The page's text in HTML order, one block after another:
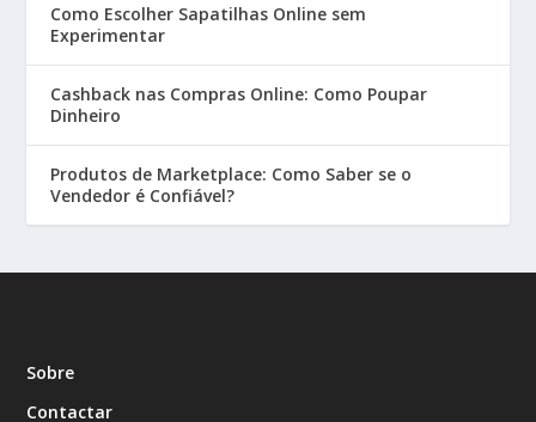
Como Escolher Sapatilhas Online sem
Experimentar
Cashback nas Compras Online: Como Poupar
Dinheiro
Produtos de Marketplace: Como Saber se o
Vendedor é Confiável?
Sobre
Contactar